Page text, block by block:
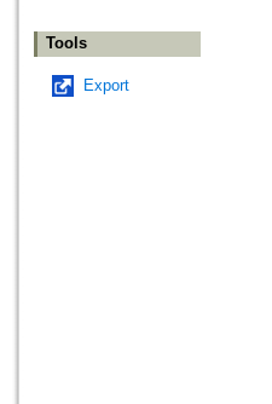
Tools
Export